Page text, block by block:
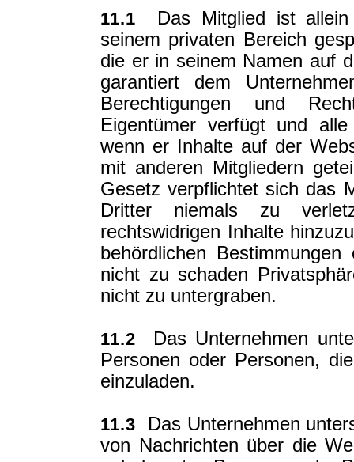
11.1 Das Mitglied ist allein
seinem privaten Bereich
die er in seinem Namen auf
garantiert dem
Berechtigungen und
Eigentümer verfügt und
wenn er Inhalte auf der
mit anderen Mitgliedern
Gesetz verpflichtet sich das
Dritter niemals zu
rechtswidrigen Inhalte
behördlichen
nicht zu schaden
nicht zu untergraben.
11.2 Das Unternehmen
Personen oder Personen,
einzuladen.
11.3 Das Unternehmen
von Nachrichten über die